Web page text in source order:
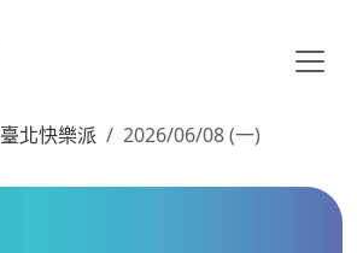
臺北快樂派
2026/06/08 (一)